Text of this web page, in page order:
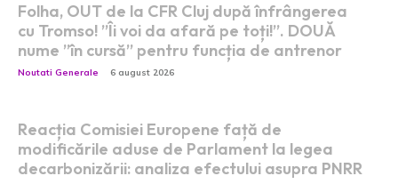
Folha, OUT de la CFR Cluj după înfrângerea
cu Tromso! ”Îi voi da afară pe toți!”. DOUĂ
nume ”în cursă” pentru funcția de antrenor
Noutati Generale 6 august 2026
Reacția Comisiei Europene față de
modificările aduse de Parlament la legea
decarbonizării: analiza efectului asupra PNRR